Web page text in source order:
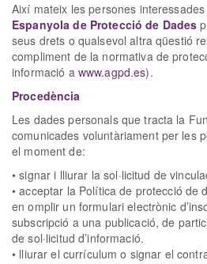
Així mateix les persones
Espanyola de Protecció de Dades
seus drets o qualsevol altra qüestió
compliment de la normativa de
informació a www.agpd.es).
Procedència
Les dades personals que tracta la
comunicades voluntàriament per les
el moment de:
• signar i lliurar la sol·licitud de
• acceptar la Política de protecció de
en omplir un formulari electrònic
subscripció a una publicació, de
de sol·licitud d’informació.
• lliurar el currículum o signar el